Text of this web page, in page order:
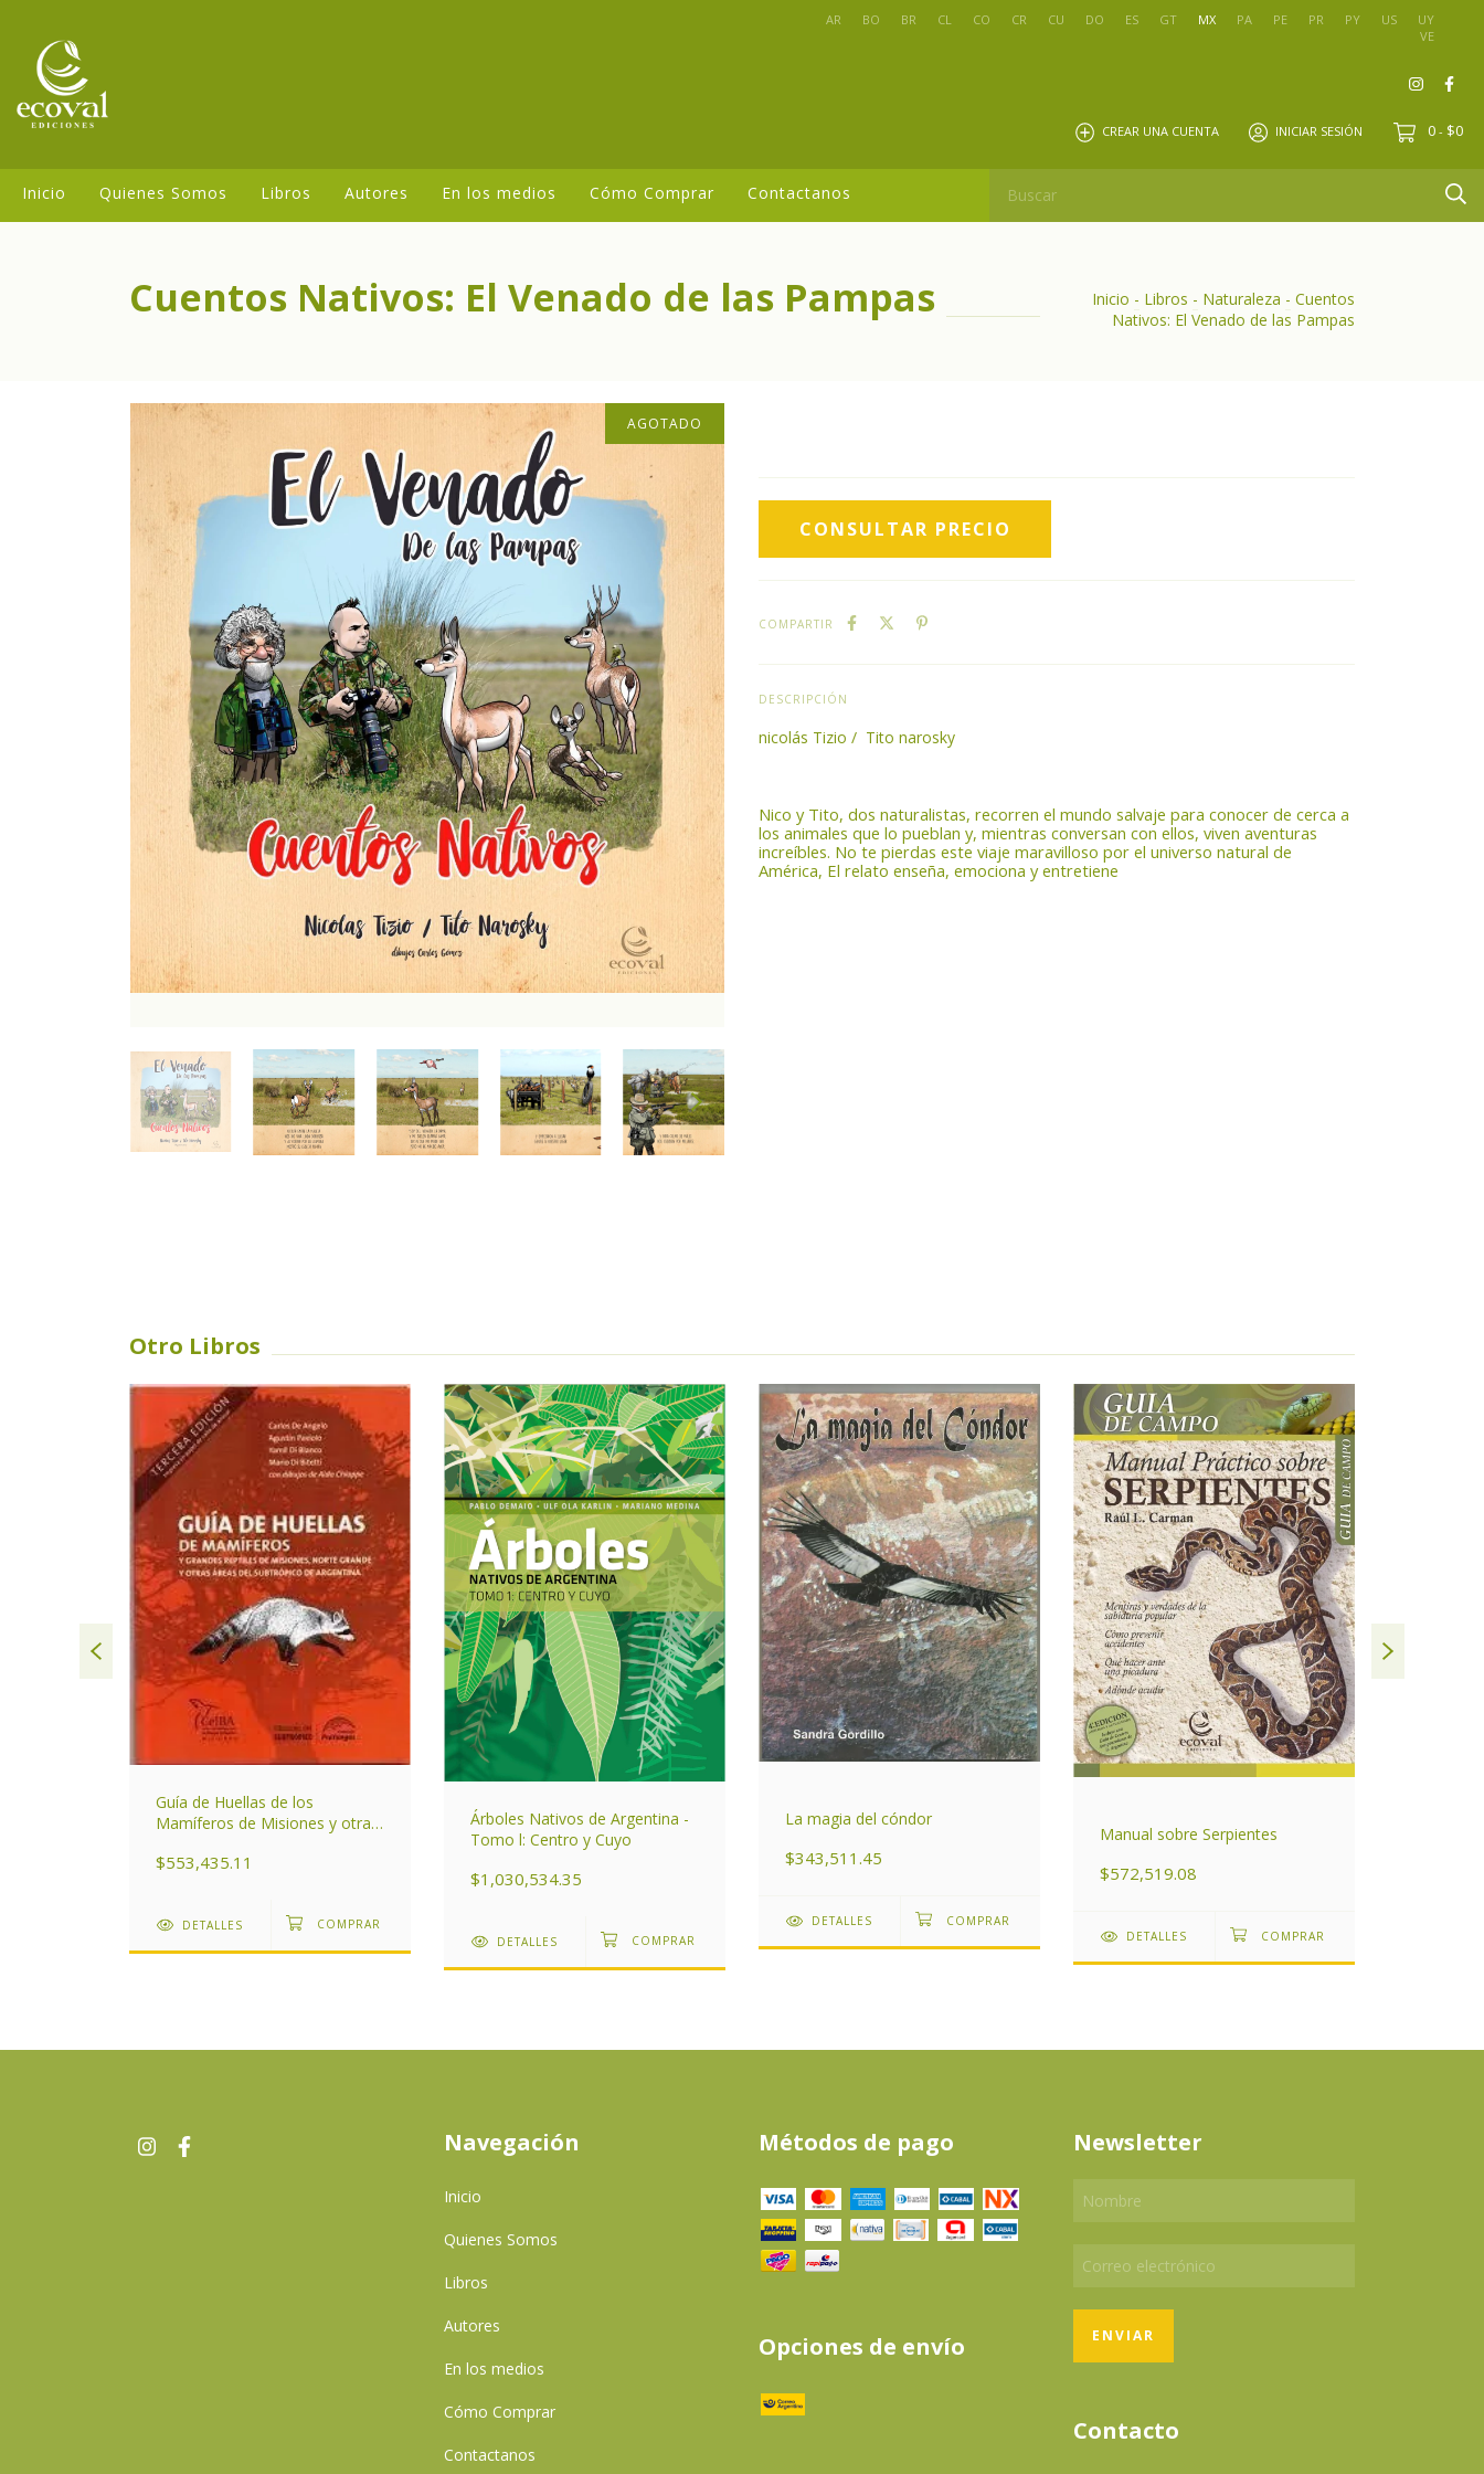
AR BO BR CL CO CR CU DO ES GT MX PA PE PR PY US
UY
VE
CREAR UNA CUENTA INICIAR SESIÓN 0 - $0
Inicio Quienes Somos Libros Autores En los medios Cómo Comprar Contactanos
Cuentos Nativos: El Venado de las Pampas Inicio - Libros - Naturaleza - Cuentos
Nativos: El Venado de las Pampas
AGOTADO
COMPARTIR
DESCRIPCIÓN
nicolás Tizio / Tito narosky
Nico y Tito, dos naturalistas, recorren el mundo salvaje para conocer de cerca a
los animales que lo pueblan y, mientras conversan con ellos, viven aventuras
increíbles. No te pierdas este viaje maravilloso por el universo natural de
América, El relato enseña, emociona y entretiene
Otro Libros
Guía de Huellas de los
Mamíferos de Misiones y otras
Argentina
$553,435.11
DETALLES
Árboles Nativos de Argentina -
Tomo l: Centro y Cuyo
$1,030,534.35
DETALLES
La magia del cóndor
$343,511.45
DETALLES
Manual sobre Serpientes
$572,519.08
DETALLES
Navegación
Inicio
Quienes Somos
Libros
Autores
En los medios
Cómo Comprar
Contactanos
Métodos de pago
Opciones de envío
Newsletter
Contacto